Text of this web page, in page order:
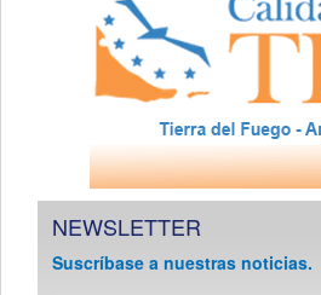
NEWSLETTER
Suscríbase a nuestras noticias.